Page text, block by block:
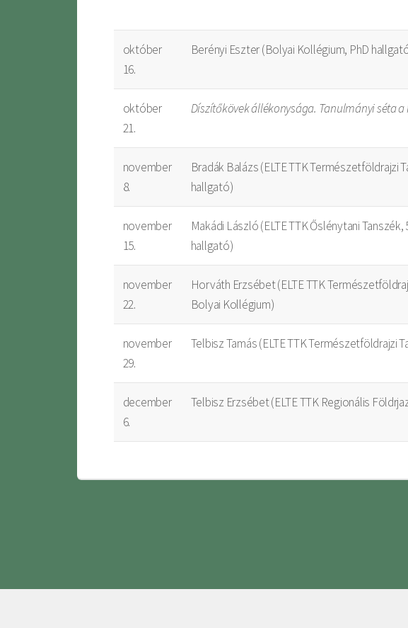
október
16.
Berényi Eszter (Bolyai Kollégium, PhD
október
21.
Díszítőkövek állékonysága. Tanulmányi séta
november
8.
Bradák Balázs (ELTE TTK Természetföldrajzi
hallgató)
november
15.
Makádi László (ELTE TTK Őslénytani Tanszék,
hallgató)
november
22.
Horváth Erzsébet (ELTE TTK
Bolyai Kollégium)
november
29.
Telbisz Tamás (ELTE TTK Természetföldrajzi
december
6.
Telbisz Erzsébet (ELTE TTK Regionális